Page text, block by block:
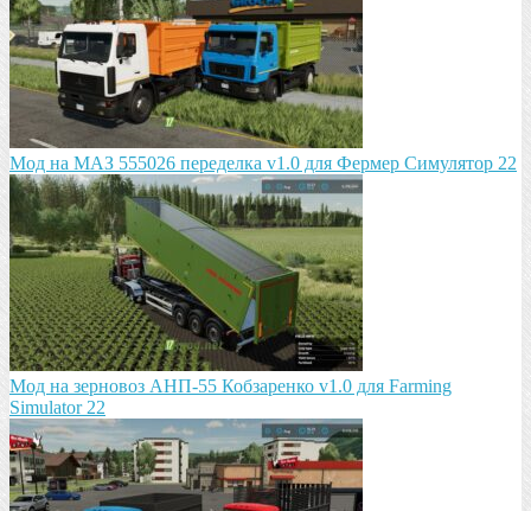
Мод на МАЗ 555026 пeрeдeлка v1.0 для Фермер Симулятор 22
Мод на зeрновоз АНП-55 Кобзарeнко v1.0 для Farming
Simulator 22